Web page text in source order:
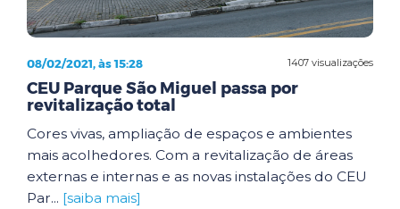
1407 visualizações
08/02/2021, às 15:28
CEU Parque São Miguel passa por
revitalização total
Cores vivas, ampliação de espaços e ambientes
mais acolhedores. Com a revitalização de áreas
externas e internas e as novas instalações do CEU
Par... [saiba mais]